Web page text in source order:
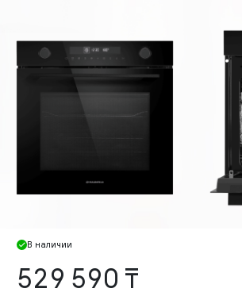
В наличии
529 590 ₸